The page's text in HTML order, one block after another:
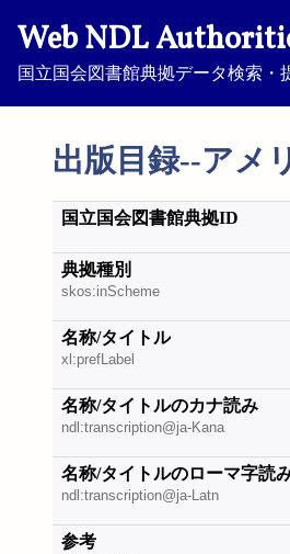
Web NDL
国立国会図書館典拠データ検索・
出版目録--アメ
国立国会図書館典拠ID
典拠種別
skos:inScheme
名称/タイトル
xl:prefLabel
名称/タイトルのカナ読み
ndl:transcription@ja-Kana
名称/タイトルのローマ字読
ndl:transcription@ja-Latn
参考